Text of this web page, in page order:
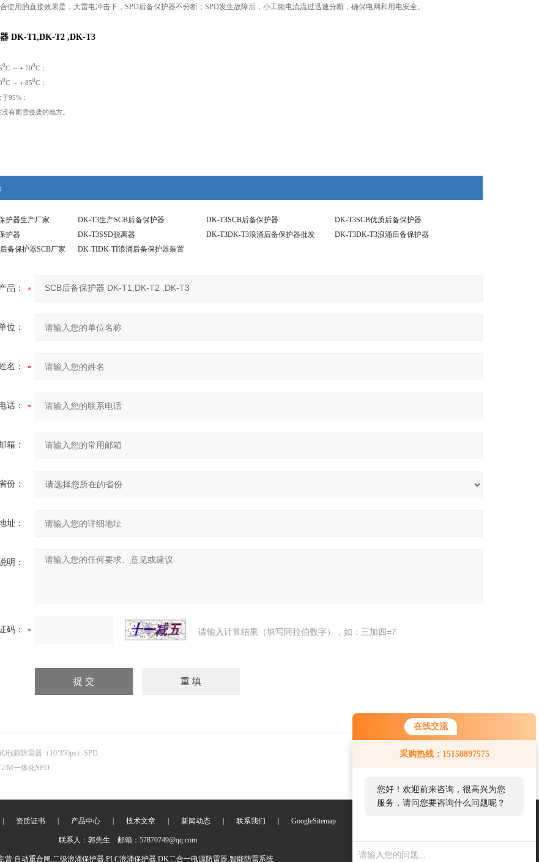
在线交流
采购热线：15158897575
您好！欢迎前来咨询，很高兴为您
服务，请问您要咨询什么问题呢？
使用的直接效果是，大雷电冲击下，SPD后备保护器不分断；SPD发生故障后，小工频电流流过迅速分断，确保电网和用电安全。
DK-T1,DK-T2 ,DK-T3
0C ～＋700C；
0C ～＋850C；
95%；
有雨雪侵袭的地方。
护器生产厂家 DK-T3生产SCB后备保护器 DK-T3SCB后备保护器
DK-T3SCB优质后备保护器
护器
DK-T3SSD脱离器 DK-T3DK-T3浪涌后备保护器批发
DK-T3DK-T3浪涌后备保护器
备保护器SCB厂家
DK-TIDK-TI浪涌后备保护器装置
品：
位：
名：
话：
箱：
份：
址：
明：
码： 请输入计算结果（填写阿拉伯数字），如：三加四=7
电源防雷器（10/350μs）SPD
M一体化SPD
资质证书 产品中心 技术文章 新闻动态 联系我们 GoogleSitemap
联系人：郭先生 邮箱：57870749@qq.com
营:自动重合闸,二级浪涌保护器,PLC浪涌保护器,DK二合一电源防雷器,智能防雷系统